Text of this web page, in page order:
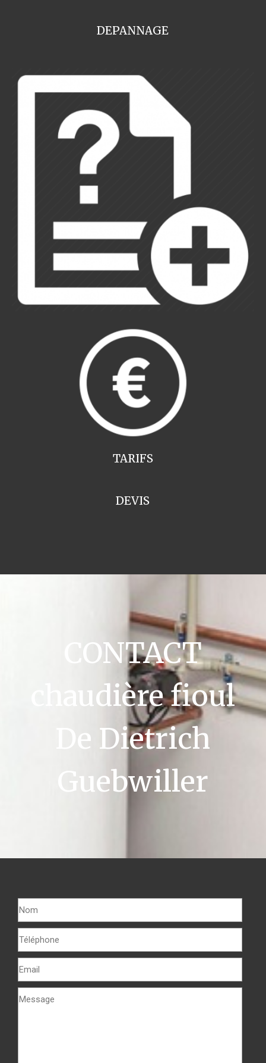
DEPANNAGE
TARIFS
DEVIS
CONTACT
chaudière fioul
De Dietrich
Guebwiller